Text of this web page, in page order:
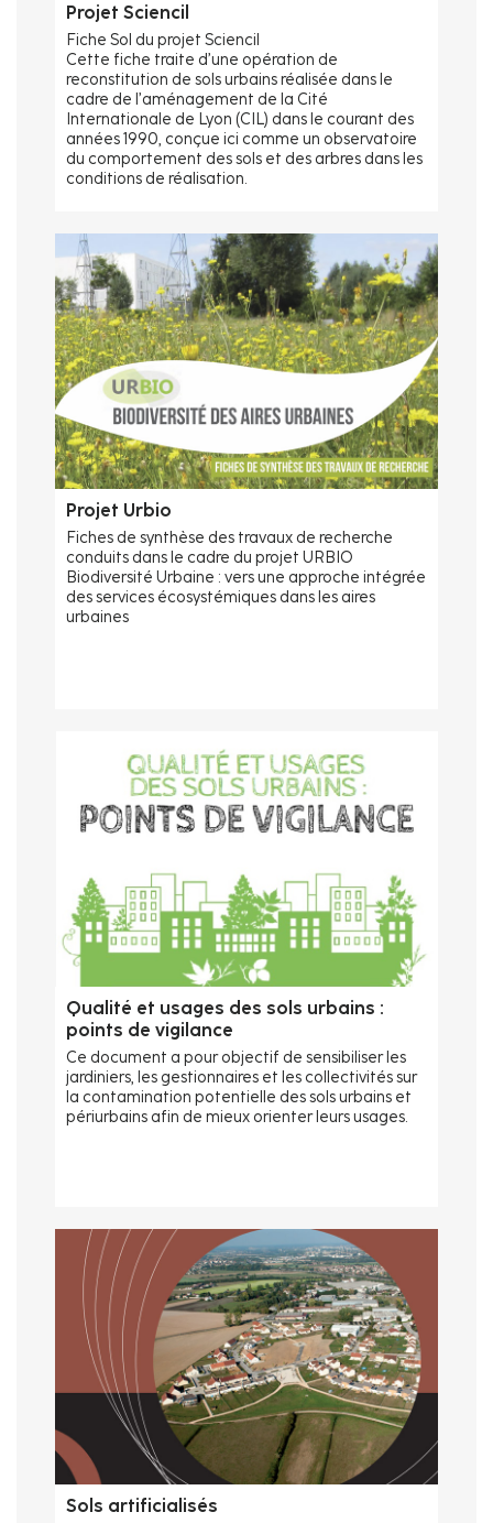
Projet Sciencil
Fiche Sol du projet Sciencil
Cette fiche traite d’une opération de
reconstitution de sols urbains réalisée dans le
cadre de l’aménagement de la Cité
Internationale de Lyon (CIL) dans le courant des
années 1990, conçue ici comme un observatoire
du comportement des sols et des arbres dans les
conditions de réalisation.
Projet Urbio
Fiches de synthèse des travaux de recherche
conduits dans le cadre du projet URBIO
Biodiversité Urbaine : vers une approche intégrée
des services écosystémiques dans les aires
urbaines
Qualité et usages des sols urbains :
points de vigilance
Ce document a pour objectif de sensibiliser les
jardiniers, les gestionnaires et les collectivités sur
la contamination potentielle des sols urbains et
périurbains afin de mieux orienter leurs usages.
Sols artificialisés